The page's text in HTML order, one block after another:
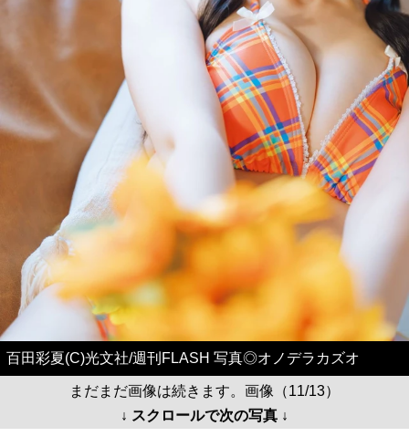
百田彩夏(C)光文社/週刊FLASH 写真◎オノデラカズオ
まだまだ画像は続きます。画像（11/13）
↓ スクロールで次の写真 ↓